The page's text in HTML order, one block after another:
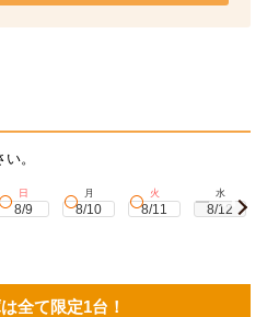
。
日
8/9
月
8/10
火
8/11
水
8/12
全て限定1台！